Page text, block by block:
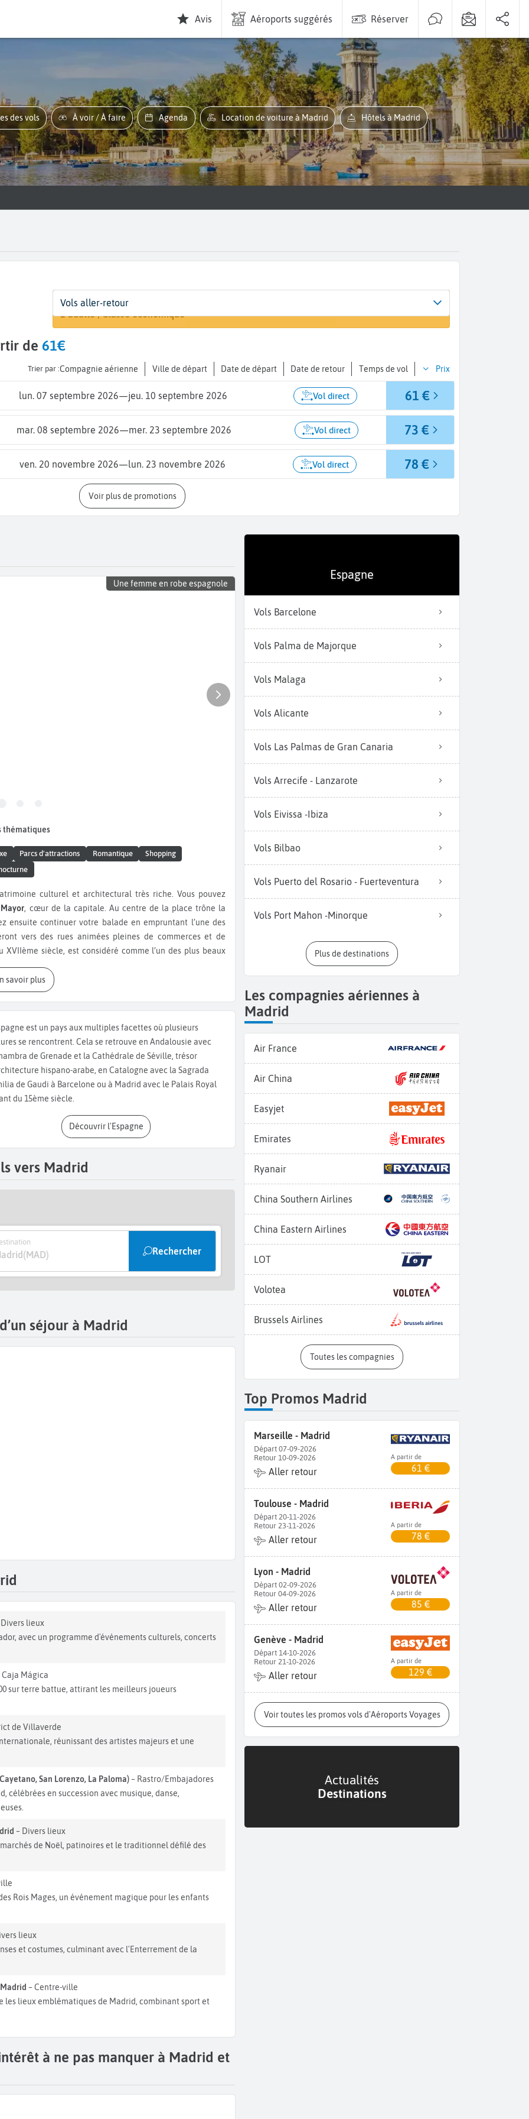
Avis Aéroports suggérés Réserver
des vols À voir / À faire Agenda Location de voiture à Madrid Hôtels à Madrid
Départ
De... Madrid (MAD)
Dates
Dates de votre voyage
Voyageurs | Classe
1 adulte | Classe économique
Vols aller-retour
de 61€
Trier par : Compagnie aérienne Ville de départ Date de départ Date de retour Temps de vol Prix
lun. 07 septembre 2026—jeu. 10 septembre 2026 Vol direct 61 €
mar. 08 septembre 2026—mer. 23 septembre 2026 Vol direct 73 €
ven. 20 novembre 2026—lun. 23 novembre 2026 Vol direct 78 €
Voir plus de promotions
Une femme en robe espagnole
thématiques
Parcs d'attractions Romantique
Shopping
culturel et architectural très riche. Vous pouvez
, cœur de la capitale. Au centre de la place trône la
ensuite continuer votre balade en empruntant l’une des
vers des rues animées pleines de commerces et de
XVIIème siècle, est considéré comme l’un des plus beaux
salle du Trône, ornée de fresques de Tiepolo, et la
pouvez voir le Théâtre de l’Opéra ou
, une magnifique structure en verre et métal au sein du parc.
est une excellente sortie pour les enfants, avec une grande
vous conseillons aussi d’assister pendant votre séjour à
par excellence. Vous pouvez en voir au théâtre de
commeCasa PatasouCorral de la Morería, connus pour
locales telles que le fameux churros trempé dans du
vit jour
pour danser et s’amuser jusqu’aux lueurs du jour. Les
particulièrement animés et parfaits pour profiter de la vie
En savoir plus
est un pays aux multiples facettes où plusieurs
se rencontrent. Cela se retrouve en Andalousie avec
de Grenade et la Cathédrale de Séville, trésor
hispano-arabe, en Catalogne avec la Sagrada
de Gaudi à Barcelone ou à Madrid avec le Palais Royal
du 15ème siècle.
Découvrir l'Espagne
vers Madrid
(MAD) Rechercher
séjour à Madrid
Divers lieux
avec un programme d'événements culturels, concerts
Caja Mágica
sur terre battue, attirant les meilleurs joueurs
de Villaverde
réunissant des artistes majeurs et une
San Lorenzo, La Paloma)– Rastro/Embajadores
célébrées en succession avec musique, danse,
– Divers lieux
de Noël, patinoires et le traditionnel défilé des
Rois Mages, un événement magique pour les enfants
lieux
et costumes, culminant avec l'Enterrement de la
– Centre-ville
les lieux emblématiques de Madrid, combinant sport et
à ne pas manquer à Madrid et
Espagne
Vols Barcelone
Vols Palma de Majorque
Vols Malaga
Vols Alicante
Vols Las Palmas de Gran Canaria
Vols Arrecife - Lanzarote
Vols Eivissa -Ibiza
Vols Bilbao
Vols Puerto del Rosario - Fuerteventura
Vols Port Mahon -Minorque
Plus de destinations
Les compagnies aériennes à
Madrid
Air France
Air China
Easyjet
Emirates
Ryanair
China Southern Airlines
China Eastern Airlines
LOT
Volotea
Brussels Airlines
Toutes les compagnies
Top Promos Madrid
Marseille - Madrid
Départ 07-09-2026
Retour 10-09-2026
Aller retour
A partir de
61 €
Toulouse - Madrid
Départ 20-11-2026
Retour 23-11-2026
Aller retour
A partir de
78 €
Lyon - Madrid
Départ 02-09-2026
Retour 04-09-2026
Aller retour
A partir de
85 €
Genève - Madrid
Départ 14-10-2026
Retour 21-10-2026
Aller retour
A partir de
129 €
Voir toutes les promos vols d'Aéroports Voyages
Actualités
Destinations